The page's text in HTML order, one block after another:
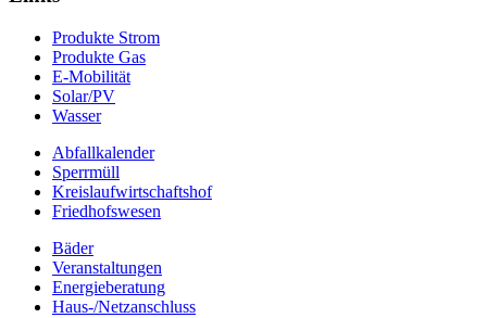
Produkte Strom
Produkte Gas
E-Mobilität
Solar/PV
Wasser
Abfallkalender
Sperrmüll
Kreislaufwirtschaftshof
Friedhofswesen
Bäder
Veranstaltungen
Energieberatung
Haus-/Netzanschluss